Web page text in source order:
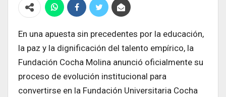
En una apuesta sin precedentes por la educación,
la paz y la dignificación del talento empírico, la
Fundación Cocha Molina anunció oficialmente su
proceso de evolución institucional para
convertirse en la Fundación Universitaria Cocha